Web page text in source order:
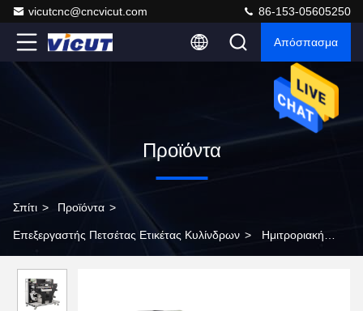
vicutcnc@cncvicut.com 86-153-05605250
Απόσπασμα
Προϊόντα
Σπίτι > Προϊόντα >
Επεξεργαστής Πετσέτας Ετικέτας Κυλίνδρων > Ημιτροριακή
μηχανή με σχιστήρα